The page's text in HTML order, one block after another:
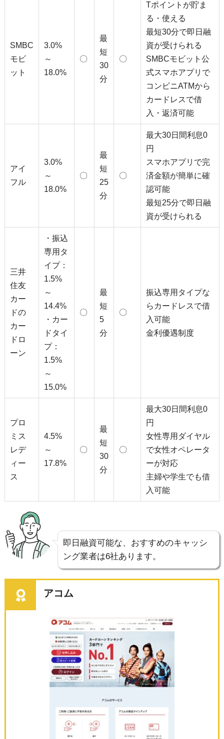
SMBC
モビ
ット
3.0%
～
18.0%
〇
最
短
30
分
〇
Tポイントが貯ま
る・使える
最短30分で即日融
資が受けられる
SMBCモビット公
式スマホアプリで
コンビニATMから
カードレスで借
入・返済可能
アイ
フル
3.0%
～
18.0%
〇
最
短
25
分
〇
最大30日間利息0
円
スマホアプリで完
済金額が簡単に確
認可能
最短25分で即日融
資が受けられる
三井
住友
カー
ドの
カー
ドロ
ーン
・振込
専用タ
イプ：
1.5%
～
14.4%
・カー
ドタイ
プ：
1.5%
～
15.0%
〇
最
短
5
分
〇
振込専用タイプな
らカードレスで借
入可能
金利優遇制度
プロ
ミス
レデ
ィー
ス
4.5%
～
17.8%
〇
最
短
30
分
〇
最大30日間利息0
円
女性専用ダイヤル
で女性オペレータ
ーが対応
主婦や学生でも借
入可能
即日融資可能な、おすすめのキャッシ
ング業者は6社あります。
アコム